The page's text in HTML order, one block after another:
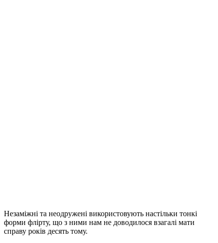
Незаміжні та неодружені використовують настільки тонкі
форми флірту, що з ними нам не доводилося взагалі мати
справу років десять тому.